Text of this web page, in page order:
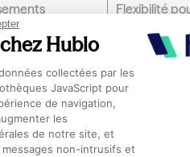
Hublo
Gestion du
collectées par les
JavaScript pour
de navigation,
les
de notre site, et
non-intrusifs et
Axeptio consent
Flexibilité
Vacataire